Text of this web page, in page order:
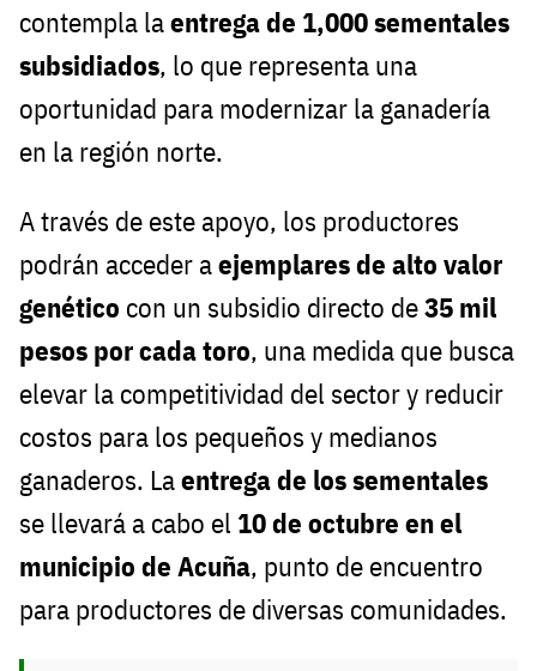
contempla laentrega de 1,000 sementales
subsidiados, lo que representa una
oportunidad para modernizar la ganadería
en la región norte.
A través de este apoyo, los productores
podrán acceder aejemplares de alto valor
genético con un subsidio directo de35 mil
pesos por cada toro, una medida que busca
elevar la competitividad del sector y reducir
costos para los pequeños y medianos
ganaderos. Laentrega de los sementales
se llevará a cabo el 10 de octubre en el
municipio de Acuña, punto de encuentro
para productores de diversas comunidades.